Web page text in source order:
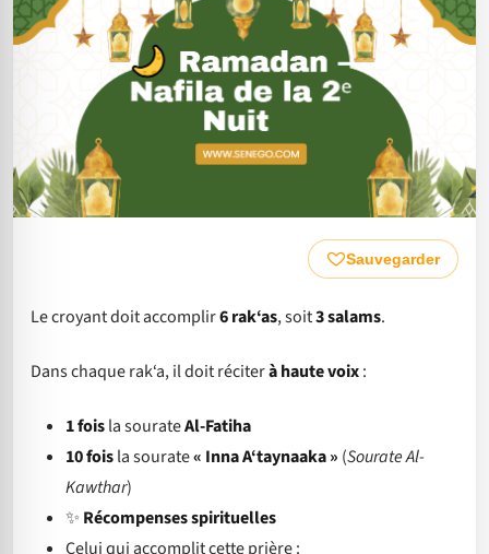
Sauvegarder
Le croyant doit accomplir6 rak‘as, soit3 salams.
Dans chaque rak‘a, il doit réciterà haute voix:
1 foisla sourateAl-Fatiha
10 foisla sourate« Inna A‘taynaaka » (Sourate Al-
Kawthar)
✨ Récompenses spirituelles
Celui qui accomplit cette prière :